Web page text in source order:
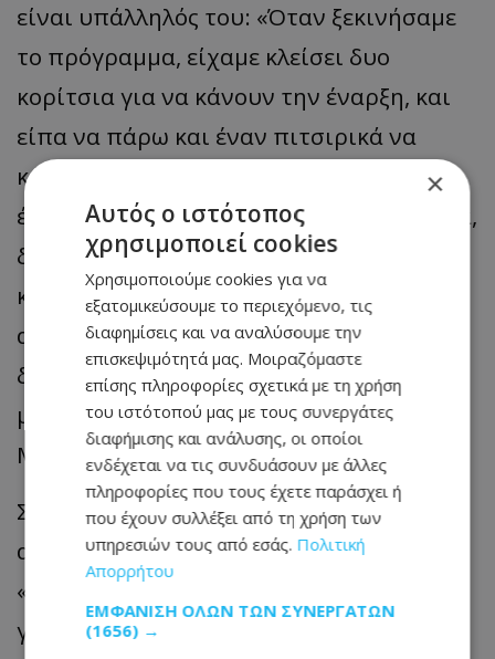
είναι υπάλληλός του: «Όταν ξεκινήσαμε
το πρόγραμμα, είχαμε κλείσει δυο
κορίτσια για να κάνουν την έναρξη, και
είπα να πάρω και έναν πιτσιρικά να
κάνουν από 20 λεπτά. Μου τον έφερε
ένας γνωστός, και να σου πω την αλήθεια,
δεν έχω μιλήσει μαζί του. Τον είδα
κάποια στιγμή εκεί που τραγούδαγε,
αυτές τις μέρες που γίνονταν αυτά, εγώ
δεν κατάλαβα τίποτα ότι ήταν αυτός και
μου λέει ότι έχει κάτι διαφορές με τον
Μαζωνάκη και κάτι τέτοια».
Στη συνέχεια, ο επιχειρηματίας
αποκάλεσε τον Στέφανο Παπαδόπουλο
«ένα παιδάκι που δεν ξέρει τι του
γίνεται» και υποστήριξε ότι ο νεαρός
×
Αυτός ο ιστότοπος
χρησιμοποιεί cookies
Χρησιμοποιούμε cookies για να
εξατομικεύσουμε το περιεχόμενο, τις
διαφημίσεις και να αναλύσουμε την
επισκεψιμότητά μας. Μοιραζόμαστε
επίσης πληροφορίες σχετικά με τη χρήση
του ιστότοπού μας με τους συνεργάτες
διαφήμισης και ανάλυσης, οι οποίοι
ενδέχεται να τις συνδυάσουν με άλλες
πληροφορίες που τους έχετε παράσχει ή
που έχουν συλλέξει από τη χρήση των
υπηρεσιών τους από εσάς. Πολιτική
Απορρήτου
ΕΜΦΆΝΙΣΗ ΌΛΩΝ ΤΩΝ ΣΥΝΕΡΓΑΤΏΝ
(1656) →